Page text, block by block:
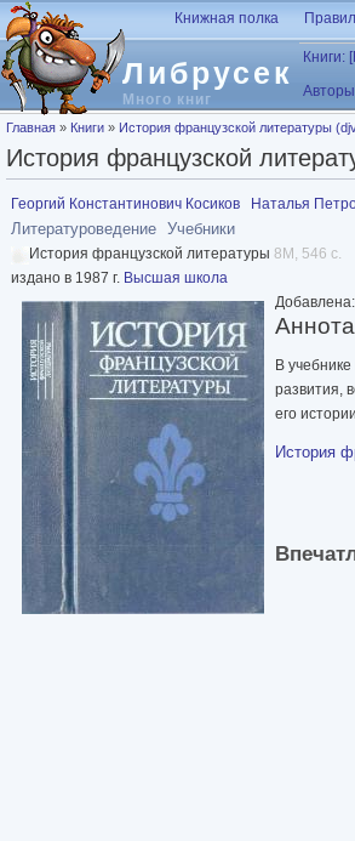
Перейти к основному содержанию
Либрусек
Много книг
Книжная полка
Книги:
Вы здесь
Главная » Книги » История французской литературы
История французской
Георгий Константинович Косиков Наталья
Литературоведение Учебники
История французской литературы 8M, 546 с.
издано в 1987 г. Высшая школа
В
развития,
его
История